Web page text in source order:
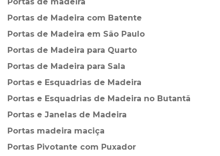
Portas de Madeira com Batente
Portas de Madeira em São Paulo
Portas de Madeira para Quarto
Portas de Madeira para Sala
Portas e Esquadrias de Madeira
Portas e Esquadrias de Madeira no Butantã
Portas e Janelas de Madeira
Portas madeira maciça
Portas Pivotante com Puxador